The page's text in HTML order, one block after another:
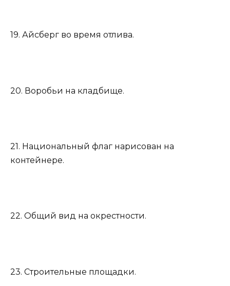
19. Айсберг во время отлива.
20. Воробьи на кладбище.
21. Национальный флаг нарисован на
контейнере.
22. Общий вид на окрестности.
23. Строительные площадки.